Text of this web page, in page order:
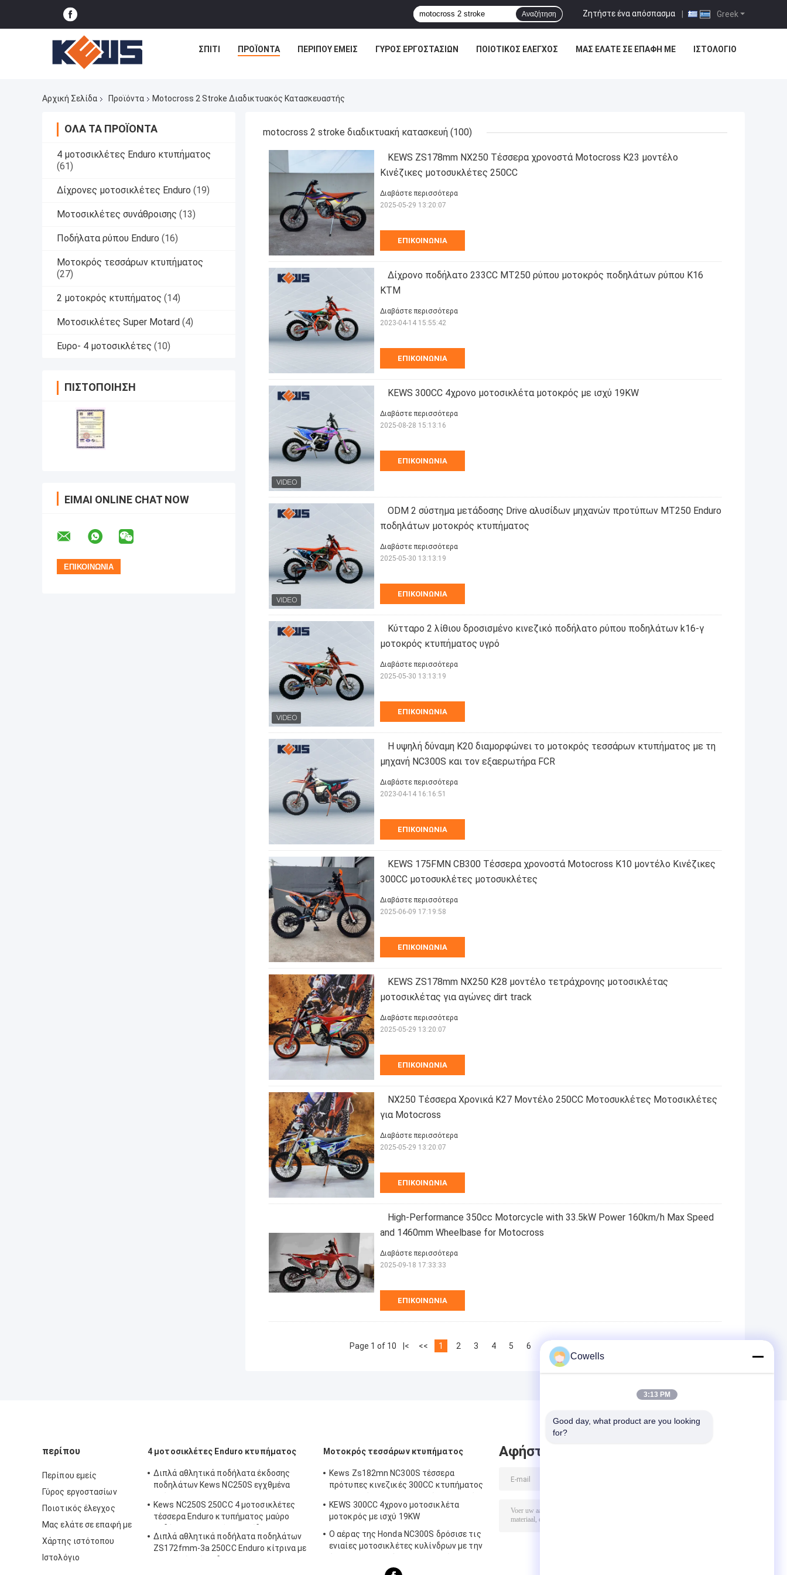
Greek
Ζητήστε ένα απόσπασμα |
Αναζήτηση
ΣΠΊΤΙ ΠΡΟΪΌΝΤΑ ΠΕΡΊΠΟΥ ΕΜΕΊΣ ΓΎΡΟΣ ΕΡΓΟΣΤΑΣΊΩΝ ΠΟΙΟΤΙΚΌΣ ΈΛΕΓΧΟΣ ΜΑΣ ΕΛΆΤΕ ΣΕ ΕΠΑΦΉ ΜΕ ΙΣΤΟΛΌΓΙΟ
Αρχική Σελίδα Προϊόντα Motocross 2 Stroke Διαδικτυακός Κατασκευαστής
ΌΛΑ ΤΑ ΠΡΟΪΌΝΤΑ
4 μοτοσικλέτες Enduro κτυπήματος
(61)
Δίχρονες μοτοσικλέτες Enduro (19)
Μοτοσικλέτες συνάθροισης (13)
Ποδήλατα ρύπου Enduro (16)
Μοτοκρός τεσσάρων κτυπήματος
(27)
2 μοτοκρός κτυπήματος (14)
Μοτοσικλέτες Super Motard (4)
Ευρο- 4 μοτοσικλέτες (10)
ΠΙΣΤΟΠΟΊΗΣΗ
ΕΊΜΑΙ ONLINE CHAT NOW
motocross 2 stroke διαδικτυακή κατασκευή (100)
KEWS ZS178mm NX250 Τέσσερα χρονοστά Motocross K23 μοντέλο
Κινέζικες μοτοσυκλέτες 250CC
ΕΠΙΚΟΙΝΩΝΊΑ
Διαβάστε περισσότερα
2025-05-29 13:20:07
Δίχρονο ποδήλατο 233CC MT250 ρύπου μοτοκρός ποδηλάτων ρύπου K16
KTM
ΕΠΙΚΟΙΝΩΝΊΑ
Διαβάστε περισσότερα
2023-04-14 15:55:42
KEWS 300CC 4χρονο μοτοσικλέτα μοτοκρός με ισχύ 19KW
ΕΠΙΚΟΙΝΩΝΊΑ
Διαβάστε περισσότερα
2025-08-28 15:13:16
ODM 2 σύστημα μετάδοσης Drive αλυσίδων μηχανών προτύπων MT250 Enduro
ποδηλάτων μοτοκρός κτυπήματος
ΕΠΙΚΟΙΝΩΝΊΑ
Διαβάστε περισσότερα
2025-05-30 13:13:19
Κύτταρο 2 λίθιου δροσισμένο κινεζικό ποδήλατο ρύπου ποδηλάτων k16-γ
μοτοκρός κτυπήματος υγρό
ΕΠΙΚΟΙΝΩΝΊΑ
Διαβάστε περισσότερα
2025-05-30 13:13:19
Η υψηλή δύναμη K20 διαμορφώνει το μοτοκρός τεσσάρων κτυπήματος με τη
μηχανή NC300S και τον εξαερωτήρα FCR
ΕΠΙΚΟΙΝΩΝΊΑ
Διαβάστε περισσότερα
2023-04-14 16:16:51
KEWS 175FMN CB300 Τέσσερα χρονοστά Motocross K10 μοντέλο Κινέζικες
300CC μοτοσυκλέτες μοτοσυκλέτες
ΕΠΙΚΟΙΝΩΝΊΑ
Διαβάστε περισσότερα
2025-06-09 17:19:58
KEWS ZS178mm NX250 K28 μοντέλο τετράχρονης μοτοσικλέτας
μοτοσικλέτας για αγώνες dirt track
ΕΠΙΚΟΙΝΩΝΊΑ
Διαβάστε περισσότερα
2025-05-29 13:20:07
NX250 Τέσσερα Χρονικά K27 Μοντέλο 250CC Μοτοσυκλέτες Μοτοσικλέτες
για Motocross
ΕΠΙΚΟΙΝΩΝΊΑ
Διαβάστε περισσότερα
2025-05-29 13:20:07
High-Performance 350cc Motorcycle with 33.5kW Power 160km/h Max Speed
and 1460mm Wheelbase for Motocross
ΕΠΙΚΟΙΝΩΝΊΑ
Διαβάστε περισσότερα
2025-09-18 17:33:33
Page 1 of 10 |< << 1 2 3 4 5 6 8
περίπου
Περίπου εμείς
Γύρος εργοστασίων
Ποιοτικός έλεγχος
Μας ελάτε σε επαφή με
Χάρτης ιστότοπου
Ιστολόγιο
4 μοτοσικλέτες Enduro κτυπήματος
Διπλά αθλητικά ποδήλατα έκδοσης
ποδηλάτων Kews NC250S εγχθμένα
Kews NC250S 250CC 4 μοτοσικλέτες
τέσσερα Enduro κτυπήματος μαύρο
Διπλά αθλητικά ποδήλατα ποδηλάτων
ZS172fmm-3a 250CC Enduro κίτρινα με
Μοτοκρός τεσσάρων κτυπήματος
Kews Zs182mn NC300S τέσσερα
πρότυπες κινεζικές 300CC κτυπήματος
K16
KEWS 300CC 4χρονο μοτοσικλέτα
μοτοκρός με ισχύ 19KW
Ο αέρας της Honda NC300S δρόσισε τις
ενιαίες μοτοσικλέτες κυλίνδρων με την
Αφήστε μήνυμα
Cowells
3:13 PM
Good day, what product are you looking
for?